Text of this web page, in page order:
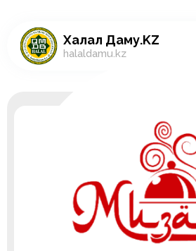
Халал Даму.KZ
halaldamu.kz